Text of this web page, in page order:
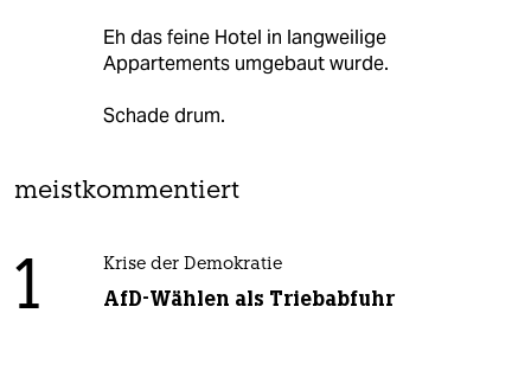
Eh das feine Hotel in langweilige
Appartements umgebaut wurde.
Schade drum.
meistkommentiert
1 Krise der Demokratie
AfD-Wählen als Triebabfuhr